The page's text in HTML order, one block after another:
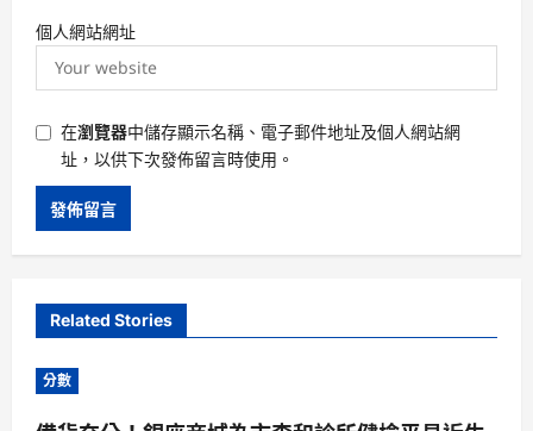
個人網站網址
在瀏覽器中儲存顯示名稱、電子郵件地址及個人網站網
址，以供下次發佈留言時使用。
Related Stories
分數